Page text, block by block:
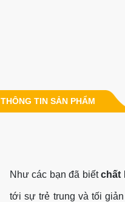
THÔNG TIN SẢN PHẨM
Như các bạn đã biếtchất
tới sự trẻ trung và tối